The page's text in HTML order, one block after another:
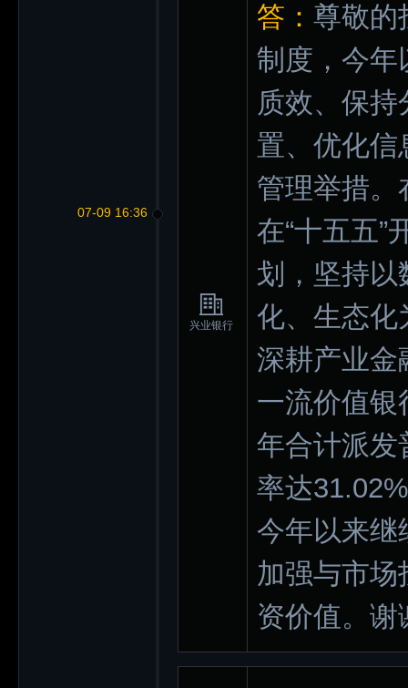
07-09 16:36
兴业银行
答： 尊敬的
制度，今年
质效、保
置、优化信
管理举措。
在“十五五”
划，坚持以
化、生态化
深耕产业金
一流价值银
年合计派发
率达
今年以来继
加强与市
资价值。谢